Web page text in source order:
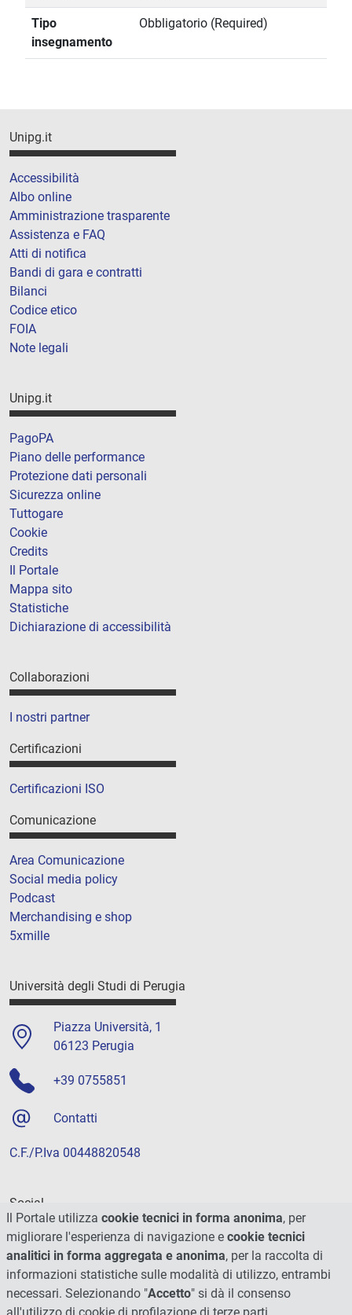
Tipo
insegnamento
Obbligatorio (Required)
Unipg.it
Accessibilità
Albo online
Amministrazione trasparente
Assistenza e FAQ
Atti di notifica
Bandi di gara e contratti
Bilanci
Codice etico
FOIA
Note legali
Unipg.it
PagoPA
Piano delle performance
Protezione dati personali
Sicurezza online
Tuttogare
Cookie
Credits
Il Portale
Mappa sito
Statistiche
Dichiarazione di accessibilità
Collaborazioni
I nostri partner
Certificazioni
Certificazioni ISO
Comunicazione
Area Comunicazione
Social media policy
Podcast
Merchandising e shop
5xmille
Università degli Studi di Perugia
Piazza Università, 1
06123 Perugia
+39 0755851
Contatti
C.F./P.Iva 00448820548
Social
Il Portale utilizza cookie tecnici in forma anonima, per
migliorare l'esperienza di navigazione e cookie tecnici
analitici in forma aggregata e anonima, per la raccolta di
informazioni statistiche sulle modalità di utilizzo, entrambi
necessari. Selezionando "Accetto" si dà il consenso